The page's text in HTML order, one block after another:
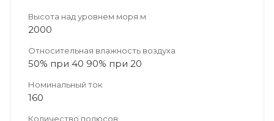
Высота над уровнем моря м
2000
Относительная влажность воздуха
50% при 40 90% при 20
Номинальный ток
160
Количество полюсов